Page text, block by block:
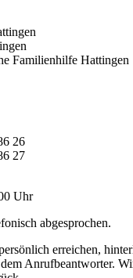
Familienhilfe Hattingen
26
27
Uhr
abgesprochen.
erreichen,
Anrufbeantworter.